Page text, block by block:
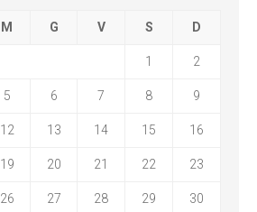
M G V S D
1 2
5 6 7 8 9
12 13 14 15 16
19 20 21 22 23
26 27 28 29 30